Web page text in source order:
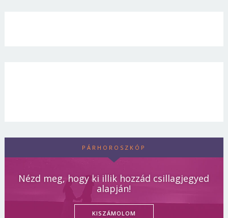
PÁRHOROSZKÓP
Nézd meg, hogy ki illik hozzád csillagjegyed
alapján!
KISZÁMOLOM